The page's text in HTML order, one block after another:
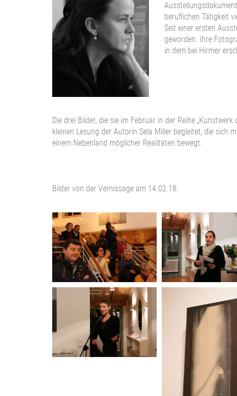
beruflichen Tätigkeit
Seit einer ersten
geworden. Ihre
in dem bei Hirmer
Die drei Bilder, die sie im Februar in der Reihe
kleinen Lesung der Autorin Sela Miller begleitet, die sich
einem Nebenland möglicher Realitäten bewegt.
Bilder von der Vernissage am 14.02.18: